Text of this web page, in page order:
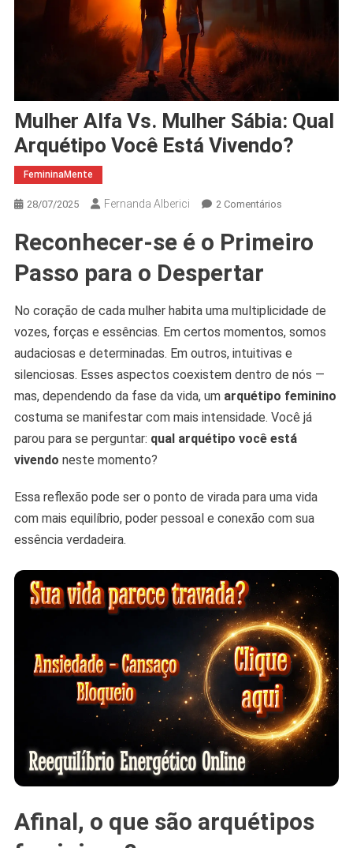
Mulher Alfa Vs. Mulher Sábia: Qual
Arquétipo Você Está Vivendo?
FemininaMente
28/07/2025 Fernanda Alberici 2 ComentáriosEm
Alfa
Qual
Arquétipo
Você
Reconhecer-se é o Primeiro
Passo para o Despertar
No coração de cada mulher habita uma multiplicidade de
vozes, forças e essências. Em certos momentos, somos
audaciosas e determinadas. Em outros, intuitivas e
silenciosas. Esses aspectos coexistem dentro de nós —
mas, dependendo da fase da vida, um arquétipo feminino
costuma se manifestar com mais intensidade. Você já
parou para se perguntar: qual arquétipo você está
vivendo neste momento?
Essa reflexão pode ser o ponto de virada para uma vida
com mais equilíbrio, poder pessoal e conexão com sua
essência verdadeira.
Afinal, o que são arquétipos